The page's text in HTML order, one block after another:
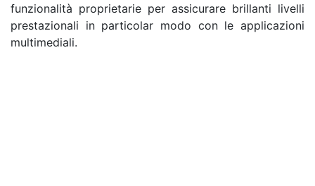
funzionalità proprietarie per assicurare brillanti livelli
prestazionali in particolar modo con le applicazioni
multimediali.